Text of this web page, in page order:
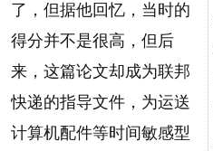
了，但据他回忆，当时的
得分并不是很高，但后
来，这篇论文却成为联邦
快递的指导文件，为运送
计算机配件等时间敏感型